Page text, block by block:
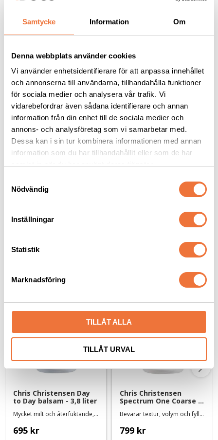
Samtycke Information Om
Denna webbplats använder cookies
Vi använder enhetsidentifierare för att anpassa innehållet
och annonserna till användarna, tillhandahålla funktioner
för sociala medier och analysera vår trafik. Vi
vidarebefordrar även sådana identifierare och annan
information från din enhet till de sociala medier och
annons- och analysföretag som vi samarbetar med.
Dessa kan i sin tur kombinera informationen med annan
information som du har tillhandahållit eller som de har
Nödvändig
Inställningar
Statistik
Marknadsföring
TILLÅT ALLA
TILLÅT URVAL
Andra köpte även
Superabsorberande
66x43 cm, tjocklek 2 mm
Chris Christensen Day
to Day balsam - 3,8 liter
Mycket milt och återfuktande, för torr eller skadad päls och känslig hud
695 kr
Chris Christensen
Spectrum One Coarse
3,8 liter
Bevarar textur, volym och fyllighet
799 kr